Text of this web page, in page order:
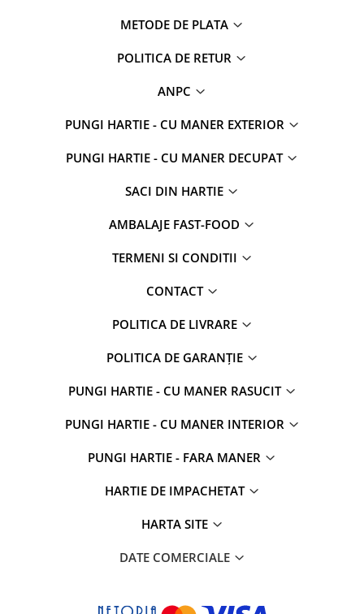
METODE DE PLATA
POLITICA DE RETUR
ANPC
PUNGI HARTIE - CU MANER EXTERIOR
PUNGI HARTIE - CU MANER DECUPAT
SACI DIN HARTIE
AMBALAJE FAST-FOOD
TERMENI SI CONDITII
CONTACT
POLITICA DE LIVRARE
POLITICA DE GARANȚIE
PUNGI HARTIE - CU MANER RASUCIT
PUNGI HARTIE - CU MANER INTERIOR
PUNGI HARTIE - FARA MANER
HARTIE DE IMPACHETAT
HARTA SITE
DATE COMERCIALE